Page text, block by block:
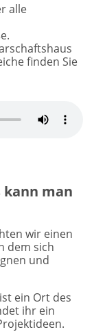
alle
finden Sie
kann man
wir einen
dem sich
und
ein Ort des
ihr ein